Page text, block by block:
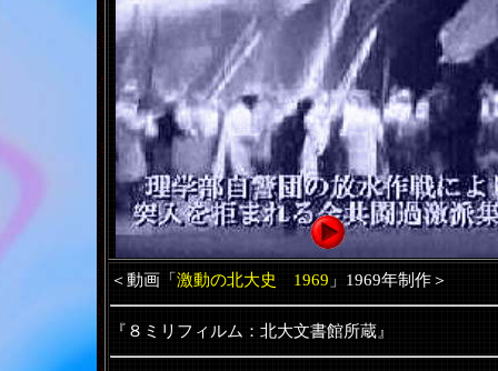
＜動画「 激動の北大史 1969 」1969年制作＞
『８ミリフィルム：北大文書館所蔵』